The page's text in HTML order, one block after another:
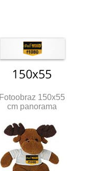
Fotoobraz 150x55
cm panorama